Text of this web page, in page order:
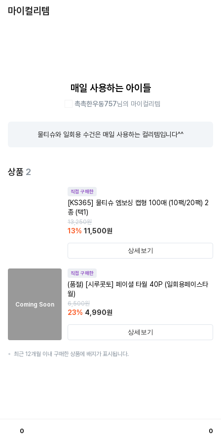
마이컬리템
매일 사용하는 아이들
촉촉한우동757님의 마이컬리템
물티슈와 일회용 수건은 매일 사용하는 컬리템입니다^^
상품 2
직접 구매한
[KS365] 물티슈 엠보싱 캡형 100매 (10팩/20팩) 2
종 (택1)
13,250원
13% 11,500원
상세보기
Coming Soon
직접 구매한
(품절) [시루콧토] 페이셜 타월 40P (일회용페이스타
월)
6,500원
23% 4,990원
상세보기
최근 12개월 이내 구매한 상품에 배지가 표시됩니다.
0 0